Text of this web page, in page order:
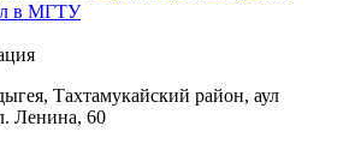
в МГТУ
Тахтамукайский район, аул
Ленина, 60